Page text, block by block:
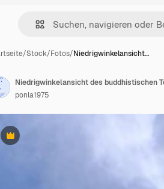
/Stock/Fotos/Niedrigwinkelansicht…
Premium
Niedrigwinkelansicht des buddhistischen
ponla1975